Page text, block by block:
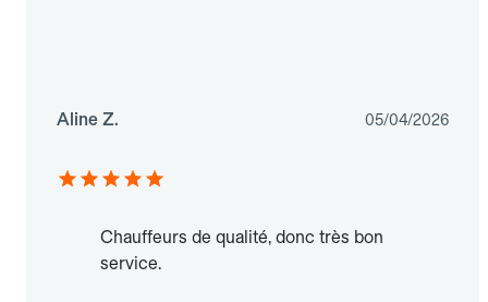
Aline Z. 05/04/2026
Chauffeurs de qualité, donc très bon
service.